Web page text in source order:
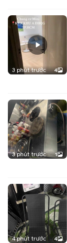
3 phút trước 4
3 phút trước 1
4 phút trước 4